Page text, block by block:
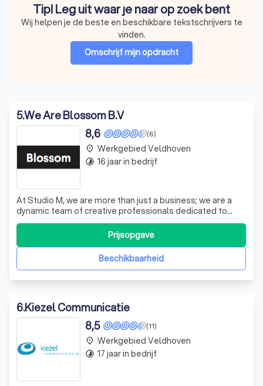
Tip! Leg uit waar je naar op zoek bent
Wij helpen je de beste en beschikbare tekstschrijvers te
vinden.
Omschrijf mijn opdracht
5.We Are Blossom B.V
(6)
8,6
At Studio M, we are more than just a business; we are a
dynamic team of creative professionals dedicated to
transforming your ideas into reality. Our expertise spans
across various domains, ensuring we deliver innovative
solutions tailored to your needs. We believe in fostering
Beschikbaarheid
Prijsopgave
place Werkgebied Veldhoven
timelapse 16 jaar in bedrijf
6.Kiezel Communicatie
(11)
8,5
place Werkgebied Veldhoven
timelapse 17 jaar in bedrijf